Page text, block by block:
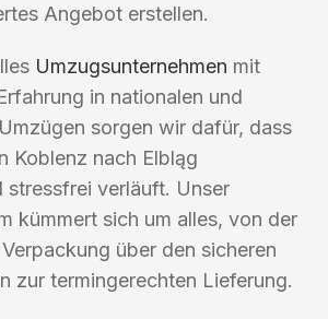
Angebot erstellen.
Umzugsunternehmen mit
in nationalen und
sorgen wir dafür, dass
Koblenz nach Elbląg
stressfrei verläuft. Unser
kümmert sich um alles, von der
über den sicheren
zur termingerechten Lieferung.